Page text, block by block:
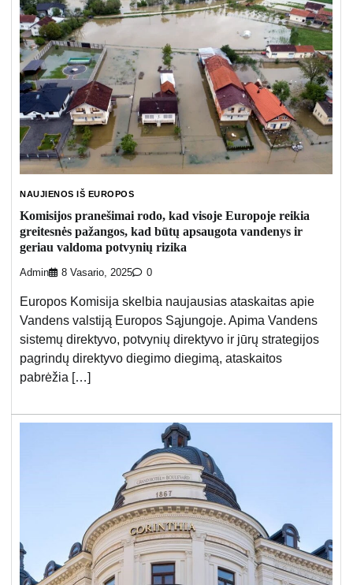
NAUJIENOS IŠ EUROPOS
Komisijos pranešimai rodo, kad visoje Europoje reikia
greitesnės pažangos, kad būtų apsaugota vandenys ir
geriau valdoma potvynių rizika
Admin 8 Vasario, 2025 0
Europos Komisija skelbia naujausias ataskaitas apie
Vandens valstiją Europos Sąjungoje. Apima Vandens
sistemų direktyvo, potvynių direktyvo ir jūrų strategijos
pagrindų direktyvo diegimo diegimą, ataskaitos
pabrėžia […]